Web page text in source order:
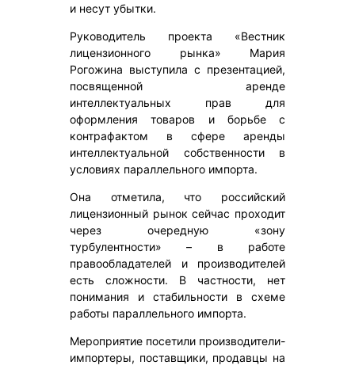
и несут убытки.
Руководитель проекта «Вестник
лицензионного рынка» Мария
Рогожина выступила с презентацией,
посвященной аренде
интеллектуальных прав для
оформления товаров и борьбе с
контрафактом в сфере аренды
интеллектуальной собственности в
условиях параллельного импорта.
Она отметила, что российский
лицензионный рынок сейчас проходит
через очередную «зону
турбулентности» – в работе
правообладателей и производителей
есть сложности. В частности, нет
понимания и стабильности в схеме
работы параллельного импорта.
Мероприятие посетили производители-
импортеры, поставщики, продавцы на